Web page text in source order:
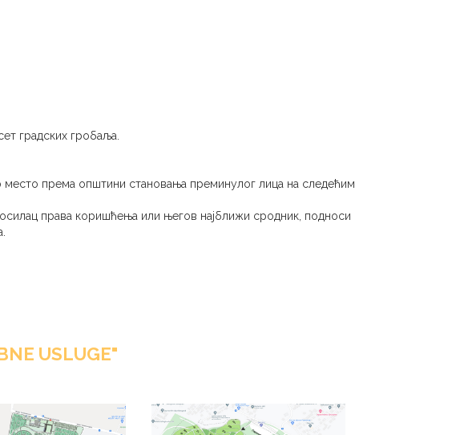
градских гробаља.
према општини становања преминулог лица на следећим
права коришћења или његов најближи сродник, подноси
USLUGE"